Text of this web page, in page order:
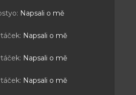
: Napsali o mě
: Napsali o mě
: Napsali o mě
: Napsali o mě